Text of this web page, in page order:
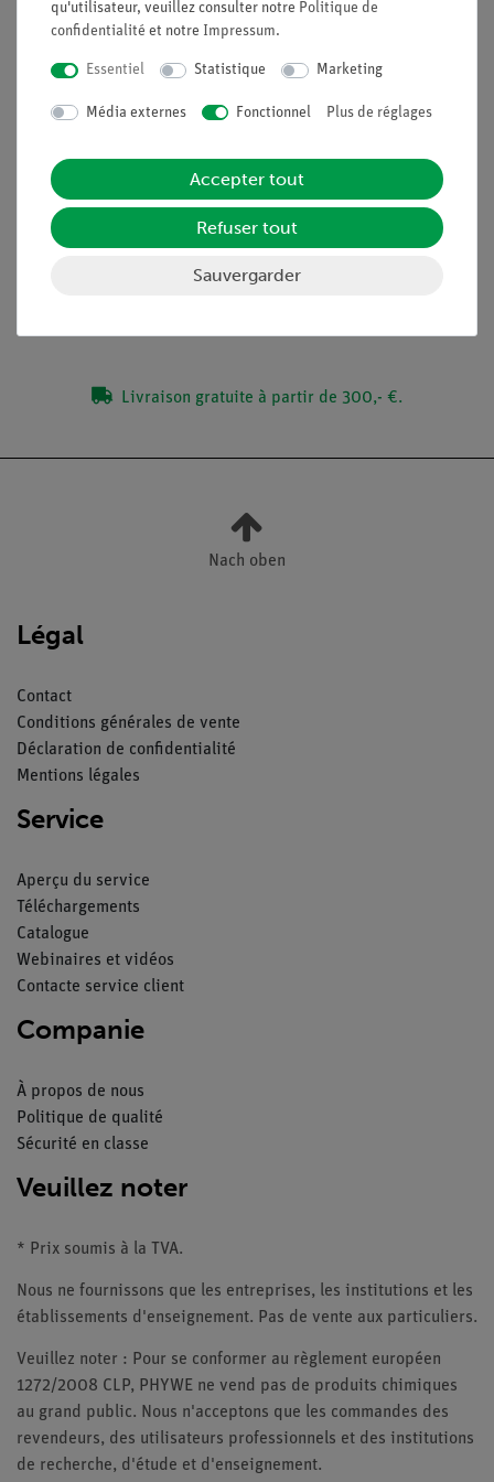
Matériel de support réel pour une installation
La construction personnelle d'un calorimètre permet
Descriptions d'expériences adaptées aux élèves et
Contenu de livraison
Livraison gratuite à partir de 300,- €.
Nach oben
Légal
Contact
Conditions générales de vente
Déclaration de confidentialité
Mentions légales
Service
Aperçu du service
Téléchargements
Catalogue
Webinaires et vidéos
Contacte service client
Companie
À propos de nous
Politique de qualité
Sécurité en classe
Veuillez noter
* Prix soumis à la TVA.
Nous ne fournissons que les entreprises, les institutions et les
établissements d'enseignement. Pas de vente aux particuliers.
Veuillez noter : Pour se conformer au règlement européen
1272/2008 CLP, PHYWE ne vend pas de produits chimiques
au grand public. Nous n'acceptons que les commandes des
revendeurs, des utilisateurs professionnels et des institutions
de recherche, d'étude et d'enseignement.
qu'utilisateur, veuillez consulter notre Politique de
confidentialité et notre Impressum.
Essentiel Statistique Marketing
Média externes Fonctionnel Plus de réglages
Accepter tout
Refuser tout
Sauvergarder